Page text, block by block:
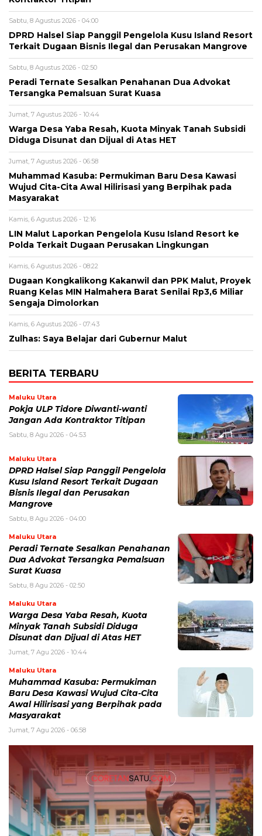
Sabtu, 8 Agustus 2026 - 04:00
DPRD Halsel Siap Panggil Pengelola Kusu Island Resort
Terkait Dugaan Bisnis Ilegal dan Perusakan Mangrove
Sabtu, 8 Agustus 2026 - 02:50
Peradi Ternate Sesalkan Penahanan Dua Advokat
Tersangka Pemalsuan Surat Kuasa
Jumat, 7 Agustus 2026 - 10:44
Warga Desa Yaba Resah, Kuota Minyak Tanah Subsidi
Diduga Disunat dan Dijual di Atas HET
Jumat, 7 Agustus 2026 - 06:58
Muhammad Kasuba: Permukiman Baru Desa Kawasi
Wujud Cita-Cita Awal Hilirisasi yang Berpihak pada
Masyarakat
Kamis, 6 Agustus 2026 - 12:16
LIN Malut Laporkan Pengelola Kusu Island Resort ke
Polda Terkait Dugaan Perusakan Lingkungan
Kamis, 6 Agustus 2026 - 08:22
Dugaan Kongkalikong Kakanwil dan PPK Malut, Proyek
Ruang Kelas MIN Halmahera Barat Senilai Rp3,6 Miliar
Sengaja Dimolorkan
Kamis, 6 Agustus 2026 - 07:43
Zulhas: Saya Belajar dari Gubernur Malut
BERITA TERBARU
Maluku Utara
Pokja ULP Tidore Diwanti-wanti
Jangan Ada Kontraktor Titipan
Sabtu, 8 Agu 2026 - 04:53
Maluku Utara
DPRD Halsel Siap Panggil Pengelola
Kusu Island Resort Terkait Dugaan
Bisnis Ilegal dan Perusakan
Mangrove
Sabtu, 8 Agu 2026 - 04:00
Maluku Utara
Peradi Ternate Sesalkan Penahanan
Dua Advokat Tersangka Pemalsuan
Surat Kuasa
Sabtu, 8 Agu 2026 - 02:50
Maluku Utara
Warga Desa Yaba Resah, Kuota
Minyak Tanah Subsidi Diduga
Disunat dan Dijual di Atas HET
Jumat, 7 Agu 2026 - 10:44
Maluku Utara
Muhammad Kasuba: Permukiman
Baru Desa Kawasi Wujud Cita-Cita
Awal Hilirisasi yang Berpihak pada
Masyarakat
Jumat, 7 Agu 2026 - 06:58